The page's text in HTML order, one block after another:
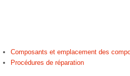
Composants et emplacement des
Procédures de réparation